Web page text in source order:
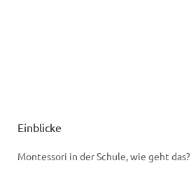
Einblicke
Montessori in der Schule, wie geht das?